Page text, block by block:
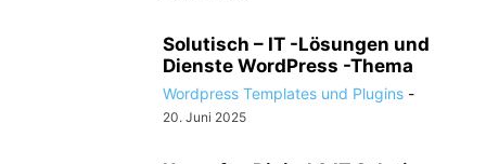
Solutisch – IT -Lösungen und
Dienste WordPress -Thema
Wordpress Templates und Plugins -
20. Juni 2025